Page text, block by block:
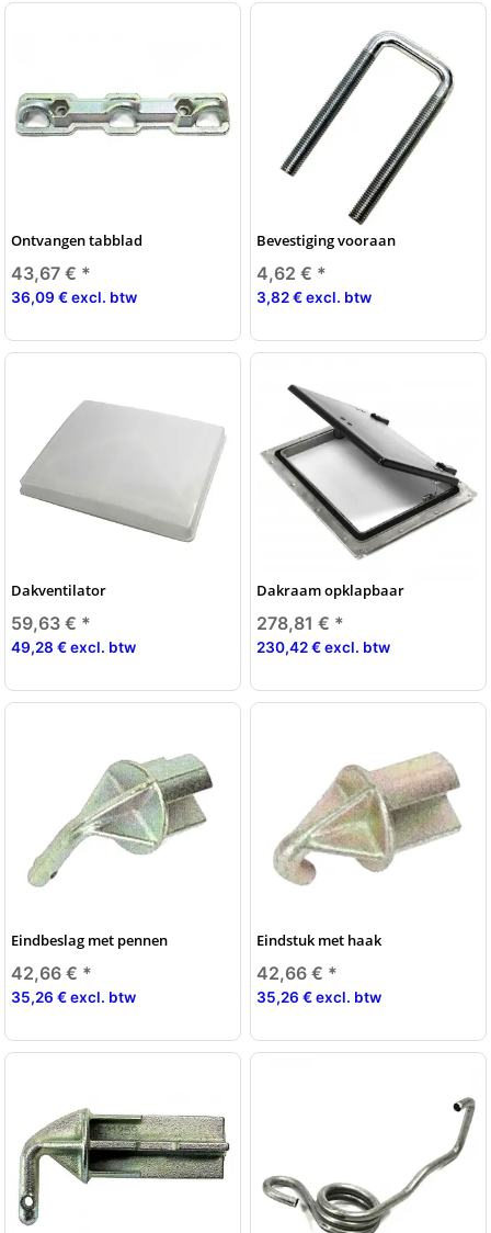
Ontvangen tabblad
43,67 € *
36,09 € excl. btw
Bevestiging vooraan
4,62 € *
3,82 € excl. btw
Dakventilator
59,63 € *
49,28 € excl. btw
Dakraam opklapbaar
278,81 € *
230,42 € excl. btw
Eindbeslag met pennen
42,66 € *
35,26 € excl. btw
Eindstuk met haak
42,66 € *
35,26 € excl. btw